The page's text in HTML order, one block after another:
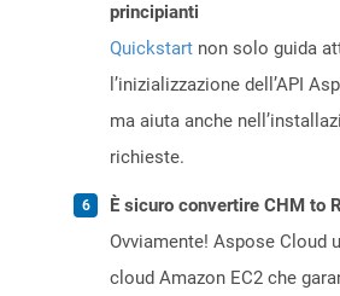
principianti
Quickstart non solo guida
l’inizializzazione dell’API
ma aiuta anche
richieste.
È sicuro convertire CHM to
Ovviamente! Aspose Cloud
cloud Amazon EC2 che